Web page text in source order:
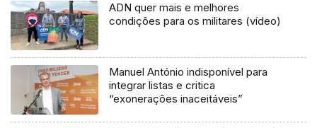
ADN quer mais e melhores
condições para os militares (vídeo)
Manuel António indisponível para
integrar listas e critica
“exonerações inaceitáveis”